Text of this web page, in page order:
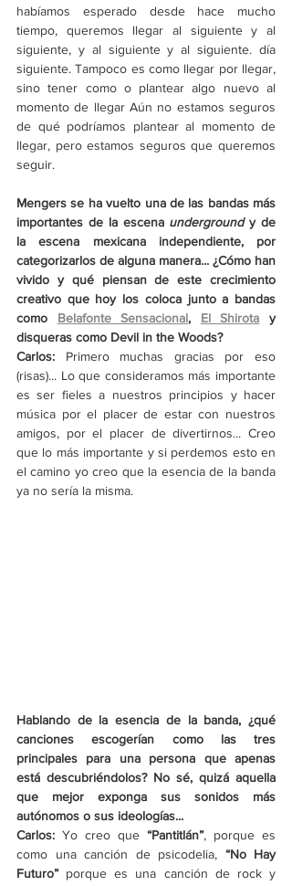
habíamos esperado desde hace mucho
tiempo, queremos llegar al siguiente y al
siguiente, y al siguiente y al siguiente. día
siguiente. Tampoco es como llegar por llegar,
sino tener como o plantear algo nuevo al
momento de llegar Aún no estamos seguros
de qué podríamos plantear al momento de
llegar, pero estamos seguros que queremos
seguir.
Mengers se ha vuelto una de las bandas más
importantes de la escena underground y de
la escena mexicana independiente, por
categorizarlos de alguna manera... ¿Cómo han
vivido y qué piensan de este crecimiento
creativo que hoy los coloca junto a bandas
como Belafonte Sensacional, El Shirota y
disqueras como Devil in the Woods?
Carlos: Primero muchas gracias por eso
(risas)... Lo que consideramos más importante
es ser fieles a nuestros principios y hacer
música por el placer de estar con nuestros
amigos, por el placer de divertirnos... Creo
que lo más importante y si perdemos esto en
el camino yo creo que la esencia de la banda
ya no sería la misma.
Hablando de la esencia de la banda, ¿qué
canciones escogerían como las tres
principales para una persona que apenas
está descubriéndolos? No sé, quizá aquella
que mejor exponga sus sonidos más
autónomos o sus ideologías...
Carlos: Yo creo que “Pantitlán”, porque es
como una canción de psicodelia, “No Hay
Futuro”